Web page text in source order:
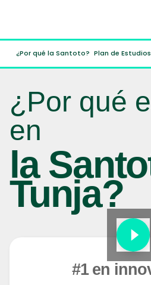
¿Por qué la Santoto? Plan de Estudios
¿Por qué
en
la
Tunja?
#1 en